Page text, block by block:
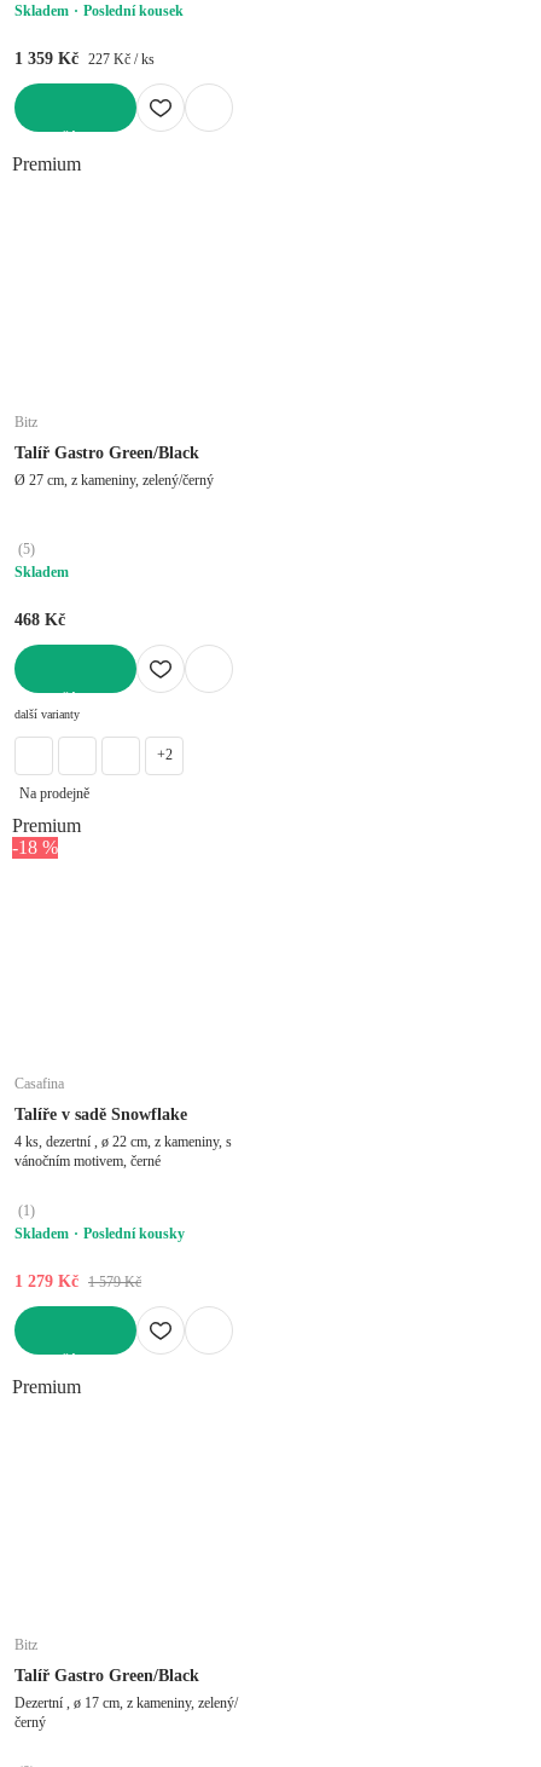
Skladem
Poslední kousek
1 359 Kč 227 Kč / ks
Premium
Bitz
Talíř Gastro Green/Black
Ø 27 cm, z kameniny, zelený/černý
(5)
Skladem
468 Kč
další varianty
+2
Na prodejně
Premium
-18 %
Casafina
Talíře v sadě Snowflake
4 ks, dezertní , ø 22 cm, z kameniny, s
vánočním motivem, černé
(1)
Skladem
Poslední kousky
1 279 Kč 1 579 Kč
Premium
Bitz
Talíř Gastro Green/Black
Dezertní , ø 17 cm, z kameniny, zelený/
černý